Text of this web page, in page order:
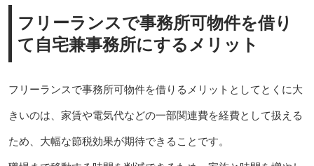
フリーランスで事務所可物件を借り
て自宅兼事務所にするメリット
フリーランスで事務所可物件を借りるメリットとしてとくに大
きいのは、家賃や電気代などの一部関連費を経費として扱える
ため、大幅な節税効果が期待できることです。